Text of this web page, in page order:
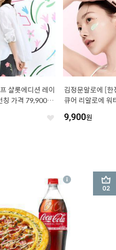
샬롯에디션 레이
칭 가격 79,900
좋
김정문알로에 [
큐어 리알로에 워
9,900원
상
2